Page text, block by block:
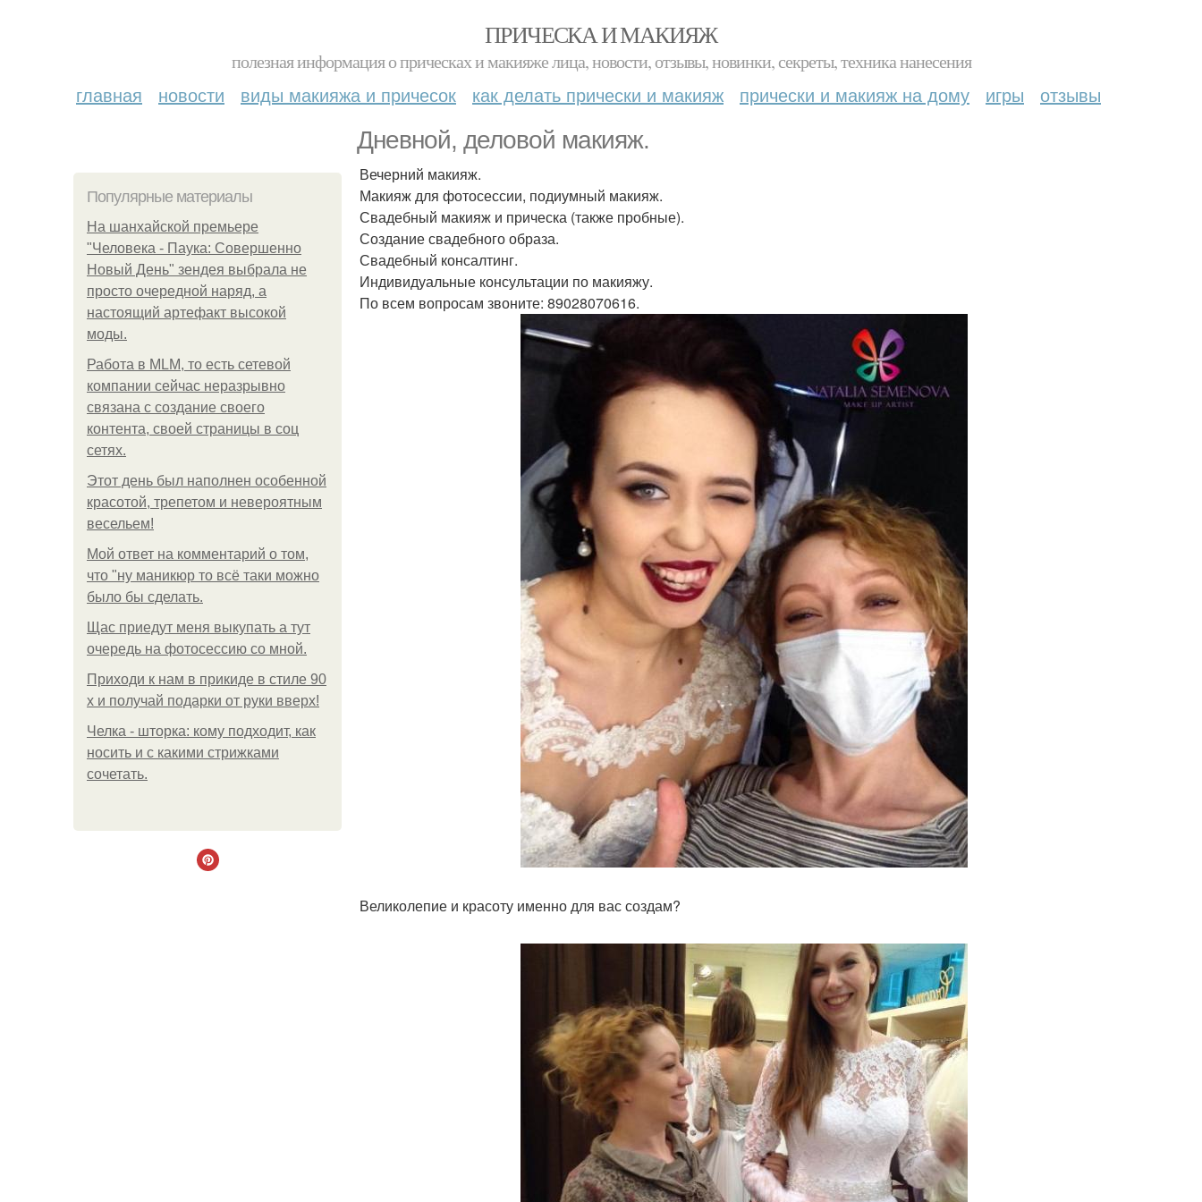
ПРИЧЕСКА И МАКИЯЖ
полезная информация о прическах и макияже лица, новости, отзывы, новинки, секреты, техника нанесения
главная новости виды макияжа и причесок как делать прически и макияж прически и макияж на дому игры отзывы
Дневной, деловой макияж.
Популярные материалы
На шанхайской премьере
"Человека - Паука: Совершенно
Новый День" зендея выбрала не
просто очередной наряд, а
настоящий артефакт высокой
моды.
Работа в MLM, то есть сетевой
компании сейчас неразрывно
связана с создание своего
контента, своей страницы в соц
сетях.
Этот день был наполнен особенной
красотой, трепетом и невероятным
весельем!
Мой ответ на комментарий о том,
что "ну маникюр то всё таки можно
было бы сделать.
Щас приедут меня выкупать а тут
очередь на фотосессию со мной.
Приходи к нам в прикиде в стиле 90
х и получай подарки от руки вверх!
Челка - шторка: кому подходит, как
носить и с какими стрижками
сочетать.
Вечерний макияж.
Макияж для фотосессии, подиумный макияж.
Свадебный макияж и прическа (также пробные).
Создание свадебного образа.
Свадебный консалтинг.
Индивидуальные консультации по макияжу.
По всем вопросам звоните: 89028070616.
Великолепие и красоту именно для вас создам?